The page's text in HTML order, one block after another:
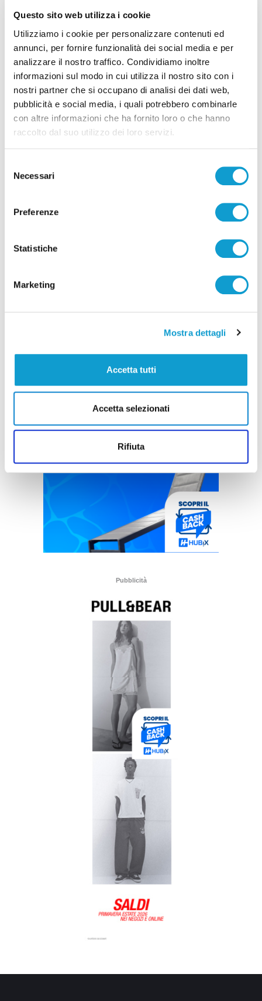
Questo sito web utilizza i cookie
Utilizziamo i cookie per personalizzare contenuti ed
annunci, per fornire funzionalità dei social media e per
analizzare il nostro traffico. Condividiamo inoltre
informazioni sul modo in cui utilizza il nostro sito con i
nostri partner che si occupano di analisi dei dati web,
pubblicità e social media, i quali potrebbero combinarle
con altre informazioni che ha fornito loro o che hanno
raccolto dal suo utilizzo dei loro servizi.
delNecessari
Preferenze
Statistiche
Marketing
Mostra dettagli
Accetta tutti
Accetta selezionati
Rifiuta
Coppa Italia Serie C - Biglietti ancora bloccati
per il derby tra Pescara e Samb: decide il
Comitato sicurezza
di Pierluigi Dorotei
Pubblicità